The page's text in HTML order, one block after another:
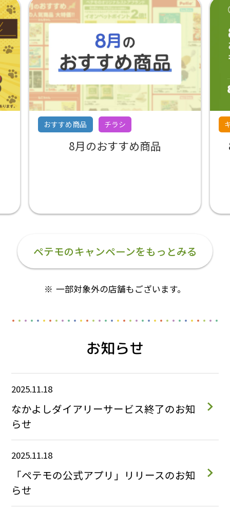
おすすめ商品 チラシ
8月のおすすめ商品
ペテモのキャンペーンをもっとみる
一部対象外の店舗もございます。
お知らせ
2025.11.18
なかよしダイアリーサービス終了のお知
らせ
2025.11.18
「ペテモの公式アプリ」リリースのお知
らせ